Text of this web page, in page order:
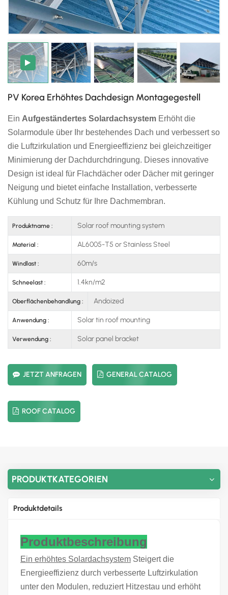
日本語
PV Korea Erhöhtes Dachdesign Montagegestell
Ein Aufgeständertes Solardachsystem Erhöht die
Solarmodule über Ihr bestehendes Dach und verbessert so
die Luftzirkulation und Energieeffizienz bei gleichzeitiger
Minimierung der Dachdurchdringung. Dieses innovative
Design ist ideal für Flachdächer oder Dächer mit geringer
Neigung und bietet einfache Installation, verbesserte
Kühlung und Schutz für Ihre Dachmembran.
Produktname : Solar roof mounting system
Material : AL6005-T5 or Stainless Steel
Windlast : 60m/s
Schneelast : 1.4kn/m2
Oberflächenbehandlung : Andoized
Anwendung : Solar tin roof mounting
Verwendung : Solar panel bracket
JETZT ANFRAGEN GENERAL CATALOG
ROOF CATALOG
PRODUKTKATEGORIEN
Produktdetails
Produktbeschreibung
Ein erhöhtes Solardachsystem Steigert die
Energieeffizienz durch verbesserte Luftzirkulation
unter den Modulen, reduziert Hitzestau und erhöht